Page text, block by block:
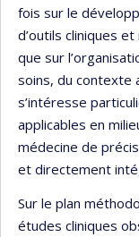
fois sur le
d’outils cliniques
que sur
soins, du contexte
s’intéresse
applicables en
médecine de
et directement
Sur le plan
études cliniques